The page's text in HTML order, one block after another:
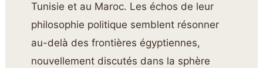
Tunisie et au Maroc. Les échos de leur
philosophie politique semblent résonner
au-delà des frontières égyptiennes,
nouvellement discutés dans la sphère